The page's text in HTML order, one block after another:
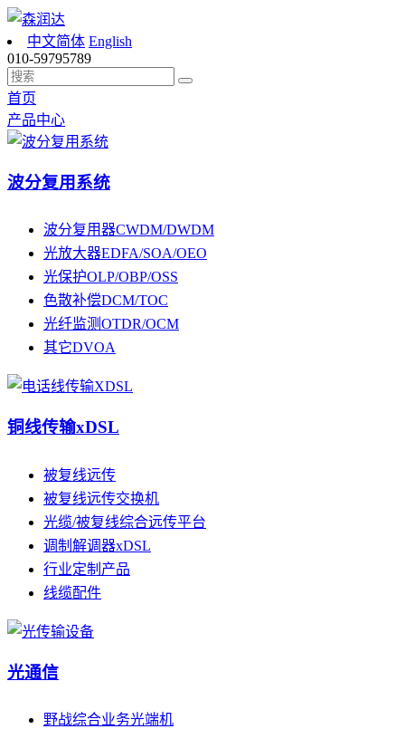
中文简体 English
010-59795789
首页
产品中心
波分复用系统
波分复用器CWDM/DWDM
光放大器EDFA/SOA/OEO
光保护OLP/OBP/OSS
色散补偿DCM/TOC
光纤监测OTDR/OCM
其它DVOA
铜线传输xDSL
被复线远传
被复线远传交换机
光缆/被复线综合远传平台
调制解调器xDSL
行业定制产品
线缆配件
光通信
野战综合业务光端机